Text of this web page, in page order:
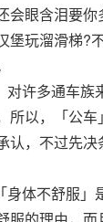
会眼含泪要
堡玩溜滑梯?
对许多通车
所以，「公
认，不过先决
身体不舒服」